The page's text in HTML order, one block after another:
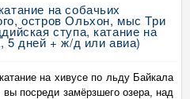
на собачьих
остров Ольхон, мыс Три
ступа, катание на
5 дней + ж/д или авиа)
на хивусе по льду Байкала
вы посреди замёрзшего озера, над